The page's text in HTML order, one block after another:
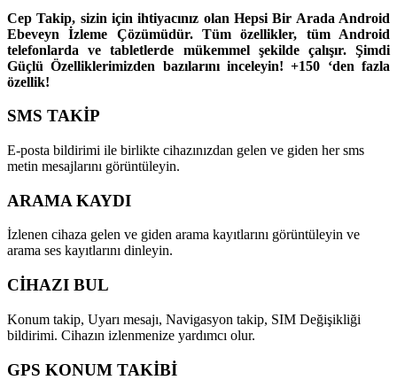
Cep Takip, sizin için ihtiyacınız olan Hepsi Bir Arada Android
Ebeveyn İzleme Çözümüdür. Tüm özellikler, tüm Android
telefonlarda ve tabletlerde mükemmel şekilde çalışır. Şimdi
Güçlü Özelliklerimizden bazılarını inceleyin! +150 ‘den fazla
özellik!
SMS TAKİP
E-posta bildirimi ile birlikte cihazınızdan gelen ve giden her sms
metin mesajlarını görüntüleyin.
ARAMA KAYDI
İzlenen cihaza gelen ve giden arama kayıtlarını görüntüleyin ve
arama ses kayıtlarını dinleyin.
CİHAZI BUL
Konum takip, Uyarı mesajı, Navigasyon takip, SIM Değişikliği
bildirimi. Cihazın izlenmenize yardımcı olur.
GPS KONUM TAKİBİ